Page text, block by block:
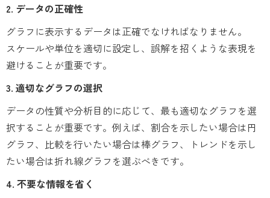
2. データの正確性
グラフに表示するデータは正確でなければなりません。
スケールや単位を適切に設定し、誤解を招くような表現を
避けることが重要です。
3. 適切なグラフの選択
データの性質や分析目的に応じて、最も適切なグラフを選
択することが重要です。例えば、割合を示したい場合は円
グラフ、比較を行いたい場合は棒グラフ、トレンドを示し
たい場合は折れ線グラフを選ぶべきです。
4. 不要な情報を省く